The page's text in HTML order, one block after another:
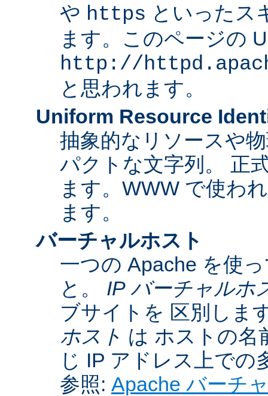
や https といったス
ます。このページの
http://
と思われます。
Uniform Resource
抽象的なリソースや
パクトな文字列。 正
ます。WWW で使わ
ます。
バーチャルホスト
一つの Apache を使
と。 IP バーチャルホ
ブサイトを 区別しま
ホスト は ホストの名
じ IP アドレス上で
参照: Apache バーチ